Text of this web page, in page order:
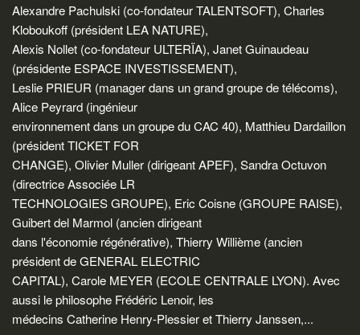
Alexandre Pachulski (co-fondateur TALENTSOFT), Charles
Kloboukoff (président LEA NATURE),
Alexis Nollet (co-fondateur ULTERÏA), Janet Guinaudeau
(présidente ESPACE INVESTISSEMENT),
Leslie PRIEUR (manager dans un grand groupe de télécoms),
Alice Peyrard (ingénieur
environnement dans un groupe du CAC 40), Matthieu Dardaillon
(président TICKET FOR
CHANGE), Olivier Muller (dirigeant APEF), Sandra Octuvon
(directrice Associée LR
TECHNOLOGIES GROUPE), Eric Coisne (GROUPE RAISE),
Guibert del Marmol (ancien dirigeant
dans l'économie régénérative), Thierry Willième (ancien
président de GENERAL ELECTRIC
CAPITAL), Carole MEYER (ECOLE CENTRALE LYON). Avec
aussi le philosophe Frédéric Lenoir, les
médecins Catherine Henry-Plessier et Thierry Janssen,...